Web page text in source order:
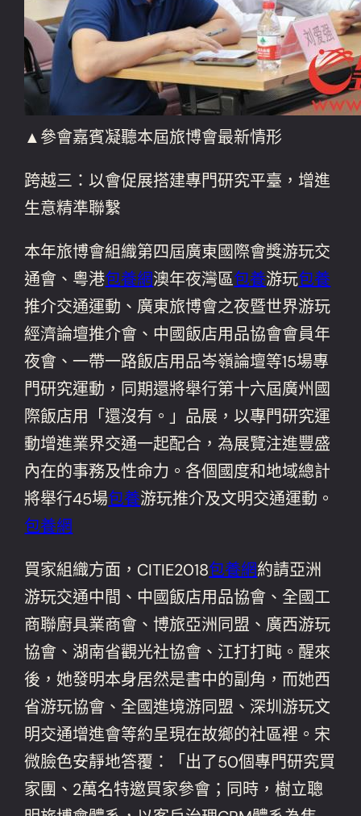
▲參會嘉賓凝聽本屆旅博會最新情形
跨越三：以會促展搭建專門研究平臺，增進
生意精準聯繫
本年旅博會組織第四屆廣東國際會獎游玩交
通會、粵港包養網澳年夜灣區包養游玩包養
推介交通運動、廣東旅博會之夜暨世界游玩
經濟論壇推介會、中國飯店用品協會會員年
夜會、一帶一路飯店用品岑嶺論壇等15場專
門研究運動，同期還將舉行第十六屆廣州國
際飯店用「還沒有。」品展，以專門研究運
動增進業界交通一起配合，為展覽注進豐盛
內在的事務及性命力。各個國度和地域總計
將舉行45場包養游玩推介及文明交通運動。
包養網
買家組織方面，CITIE2018包養網約請亞洲
游玩交通中間、中國飯店用品協會、全國工
商聯廚具業商會、博旅亞洲同盟、廣西游玩
協會、湖南省觀光社協會、江打打盹。醒來
後，她發明本身居然是書中的副角，而她西
省游玩協會、全國進境游同盟、深圳游玩文
明交通增進會等約呈現在故鄉的社區裡。宋
微臉色安靜地答覆：「出了50個專門研究買
家團、2萬名特邀買家參會；同時，樹立聰